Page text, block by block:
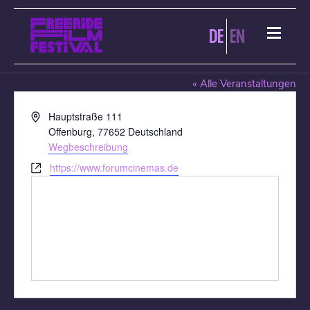
DE EN
FORUM OFFENBURG
« Alle Veranstaltungen
AdresseHauptstraße 111
Offenburg, 77652 Deutschland
Wegbeschreibung
Webseitehttps://www.forumcinemas.de